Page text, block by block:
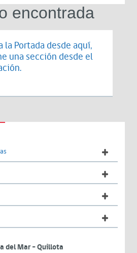
encontrada
la Portada desde aquí,
una sección desde el
del Mar – Quillota